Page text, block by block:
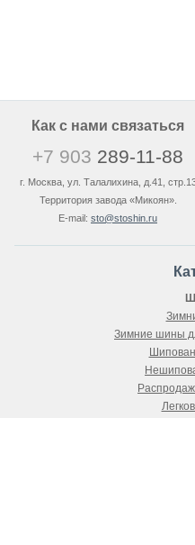
Как с нами связаться
+7 903 289-11-88
г. Москва, ул. Талалихина, д.41,
Территория завода «Микоян».
E-mail: sto@stoshin.ru
Зимние шины